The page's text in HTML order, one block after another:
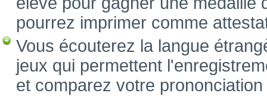
pourrez imprimer comme
Vous écouterez la langue
jeux qui permettent
et comparez votre